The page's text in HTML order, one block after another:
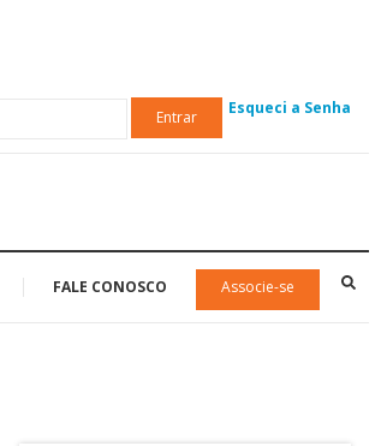
Entrar Esqueci a Senha
FALE CONOSCO Associe-se